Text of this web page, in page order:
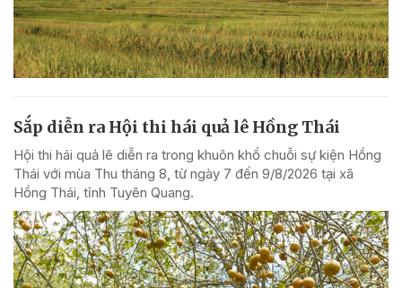
Sắp diễn ra Hội thi hái quả lê Hồng Thái
Hội thi hái quả lê diễn ra trong khuôn khổ chuỗi sự kiện Hồng
Thái với mùa Thu tháng 8, từ ngày 7 đến 9/8/2026 tại xã
Hồng Thái, tỉnh Tuyên Quang.